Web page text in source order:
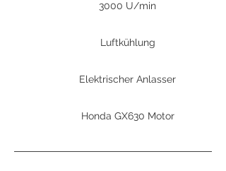
3000 U/min
Luftkühlung
Elektrischer Anlasser
Honda GX630 Motor